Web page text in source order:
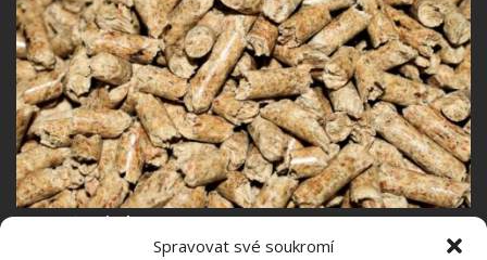
Spravovat své soukromí
Fotografie: Pixabay